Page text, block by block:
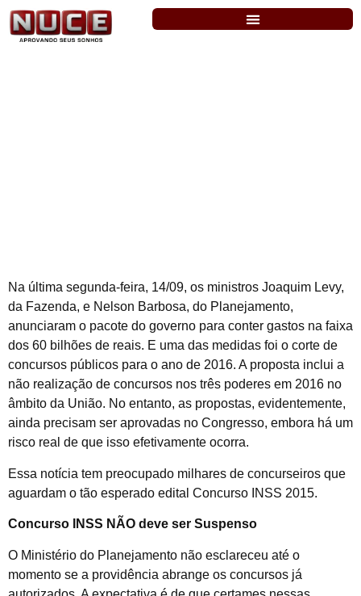
Na última segunda-feira, 14/09, os ministros Joaquim Levy,
da Fazenda, e Nelson Barbosa, do Planejamento,
anunciaram o pacote do governo para conter gastos na faixa
dos 60 bilhões de reais. E uma das medidas foi o corte de
concursos públicos para o ano de 2016. A proposta inclui a
não realização de concursos nos três poderes em 2016 no
âmbito da União. No entanto, as propostas, evidentemente,
ainda precisam ser aprovadas no Congresso, embora há um
risco real de que isso efetivamente ocorra.
Essa notícia tem preocupado milhares de concurseiros que
aguardam o tão esperado edital Concurso INSS 2015.
Concurso INSS NÃO deve ser Suspenso
O Ministério do Planejamento não esclareceu até o
momento se a providência abrange os concursos já